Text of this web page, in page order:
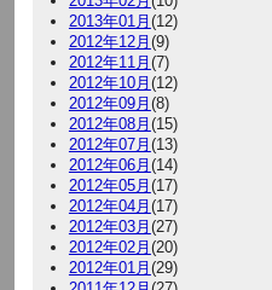
2013年01月 (12)
2012年12月 (9)
2012年11月 (7)
2012年10月 (12)
2012年09月 (8)
2012年08月 (15)
2012年07月 (13)
2012年06月 (14)
2012年05月 (17)
2012年04月 (17)
2012年03月 (27)
2012年02月 (20)
2012年01月 (29)